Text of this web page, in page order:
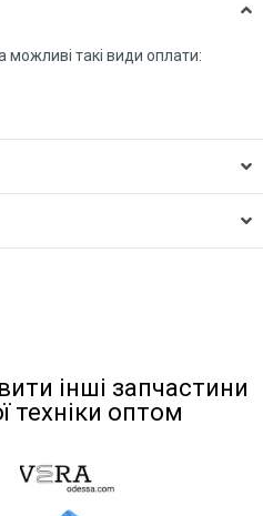
можливі такі види оплати:
інші запчастини
техніки оптом